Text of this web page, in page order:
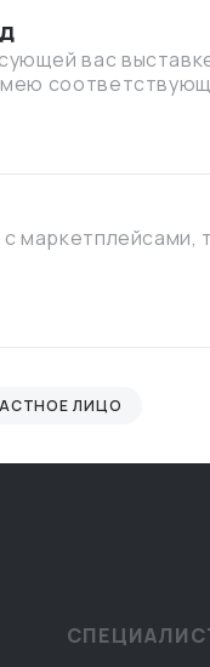
вас
маркетплейсами,
ЛИЦО